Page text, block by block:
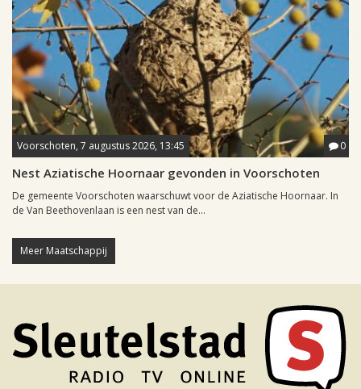
Voorschoten, 7 augustus 2026, 13:45 0
Nest Aziatische Hoornaar gevonden in Voorschoten
De gemeente Voorschoten waarschuwt voor de Aziatische Hoornaar. In
de Van Beethovenlaan is een nest van de...
Meer Maatschappij